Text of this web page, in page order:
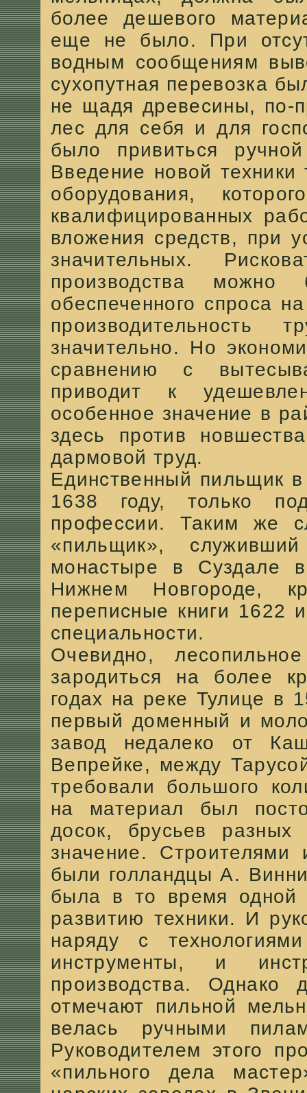
более дешевого
еще не было. При
водным сообщениям
сухопутная перевозка
не щадя древесины, по-
лес для себя и для
было привиться
Введение новой техники
оборудования,
квалифицированных
вложения средств, при
значительных.
производства
обеспеченного спроса
производительность
значительно. Но
сравнению с
приводит к
особенное значение в
здесь против
дармовой труд.
Единственный пильщик
1638 году, только
профессии. Таким же
«пильщик»,
монастыре в Суздале
Нижнем Новгороде,
переписные книги 1622
специальности.
Очевидно,
зародиться на более
годах на реке Тулице в
первый доменный и
завод недалеко от
Вепрейке, между
требовали большого
на материал был
досок, брусьев
значение.
были голландцы А.
была в то время одной
развитию техники. И
наряду с
инструменты, и
производства.
отмечают пильной
велась ручными
Руководителем этого
«пильного дела